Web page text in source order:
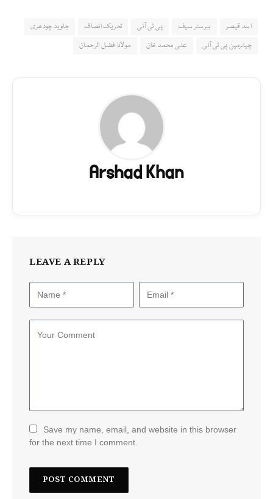
اسد قیصر بیرسٹر سیف پی ٹی آئی تحریک انصاف
جاوید چودھری
چیئرمین پی ٹی آئی
علی محمد خان مولانا فضل الرحمان
Arshad Khan
LEAVE A REPLY
Save my name, email, and website in this browser
for the next time I comment.